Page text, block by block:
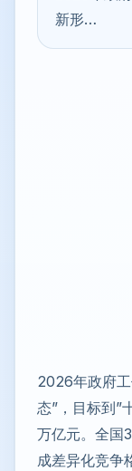
新形…
2026年政府
态”，目标到”
万亿元。全国
成差异化竞争